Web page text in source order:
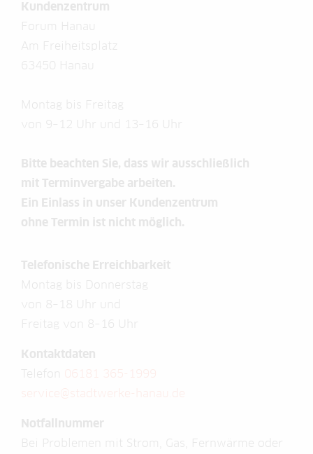
Kundenzentrum
Forum Hanau
Am Freiheitsplatz
63450 Hanau
Montag bis Freitag
von 9–12 Uhr und 13–16 Uhr
Bitte beachten Sie, dass wir ausschließlich
mit Terminvergabe arbeiten.
Ein Einlass in unser Kundenzentrum
ohne Termin ist nicht möglich.
Telefonische Erreichbarkeit
Montag bis Donnerstag
von 8–18 Uhr und
Freitag von 8–16 Uhr
Kontaktdaten
Telefon
Notfallnummer
Bei Problemen mit Strom, Gas, Fernwärme oder